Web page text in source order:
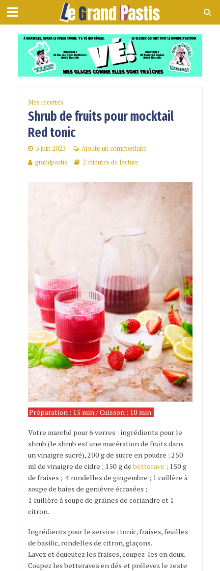
Mes recettes
Shrub de fruits pour mocktail
Red tonic
5 juin 2023
Ajoute un commentaire
grandpastis
2 minutes de lecture
Préparation : 15 min / Cuisson : 10 min
Votre marché pour 6 verres : ingrédients pour le
shrub (le shrub est une macération de fruits dans
un vinaigre sucré), 200 g de sucre en poudre ; 250
ml de vinaigre de cidre ; 150 g debetterave ; 150 g
de fraises ; 4 rondelles de gingembre ; 1 cuillère à
soupe de baies de genièvre écrasées ;
1 cuillère à soupe de graines de coriandre et 1
citron.
Ingrédients pour le service : tonic, fraises, feuilles
de basilic, rondelles de citron, glaçons.
Lavez et équeutez les fraises, coupez-les en deux.
Coupez les betteraves en dés et prélevez le zeste